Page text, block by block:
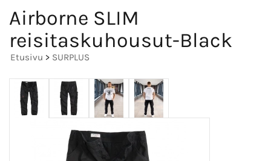
Airborne SLIM
reisitaskuhousut-Black
Etusivu > SURPLUS